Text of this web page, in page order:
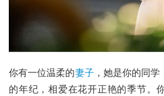
你有一位温柔的妻子 ，她是你的同
的年纪，相爱在花开正艳的季节。